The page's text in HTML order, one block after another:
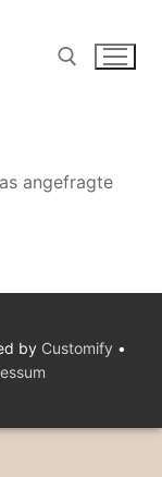
angefragte
by Customify •